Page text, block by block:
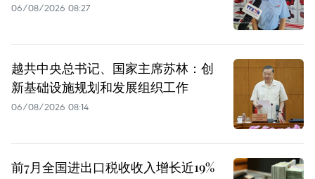
06/08/2026 08:27
越共中央总书记、国家主席苏林：创
新基础设施规划和发展组织工作
06/08/2026 08:14
前7月全国进出口税收收入增长近19%